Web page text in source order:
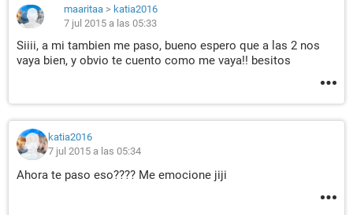
maaritaa > katia2016
7 jul 2015 a las 05:33
Siiii, a mi tambien me paso, bueno espero que a las 2 nos
vaya bien, y obvio te cuento como me vaya!! besitos
katia2016
7 jul 2015 a las 05:34
Ahora te paso eso???? Me emocione jiji